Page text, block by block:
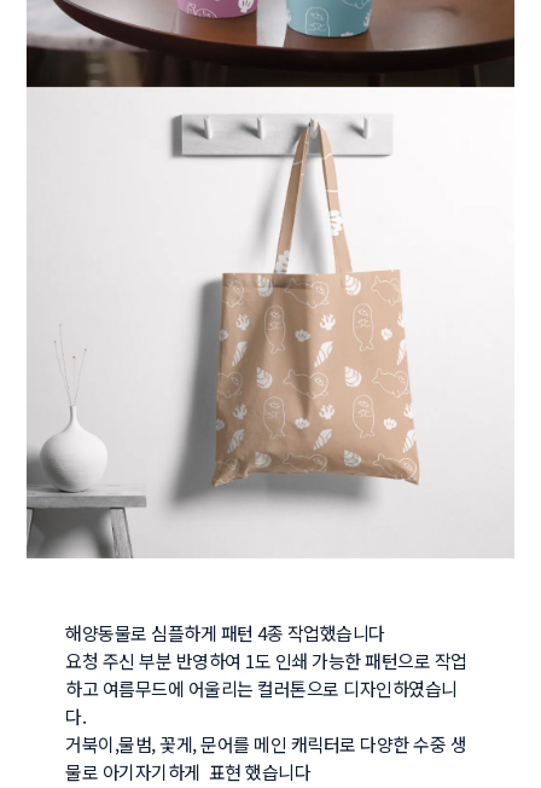
해양동물로 심플하게 패턴 4종 작업했습니다
요청 주신 부분 반영하여 1도 인쇄 가능한 패턴으로 작업
하고 여름무드에 어울리는 컬러톤으로 디자인하였습니
다.
거북이,물범, 꽃게, 문어를 메인 캐릭터로 다양한 수중 생
물로 아기자기하게  표현 했습니다